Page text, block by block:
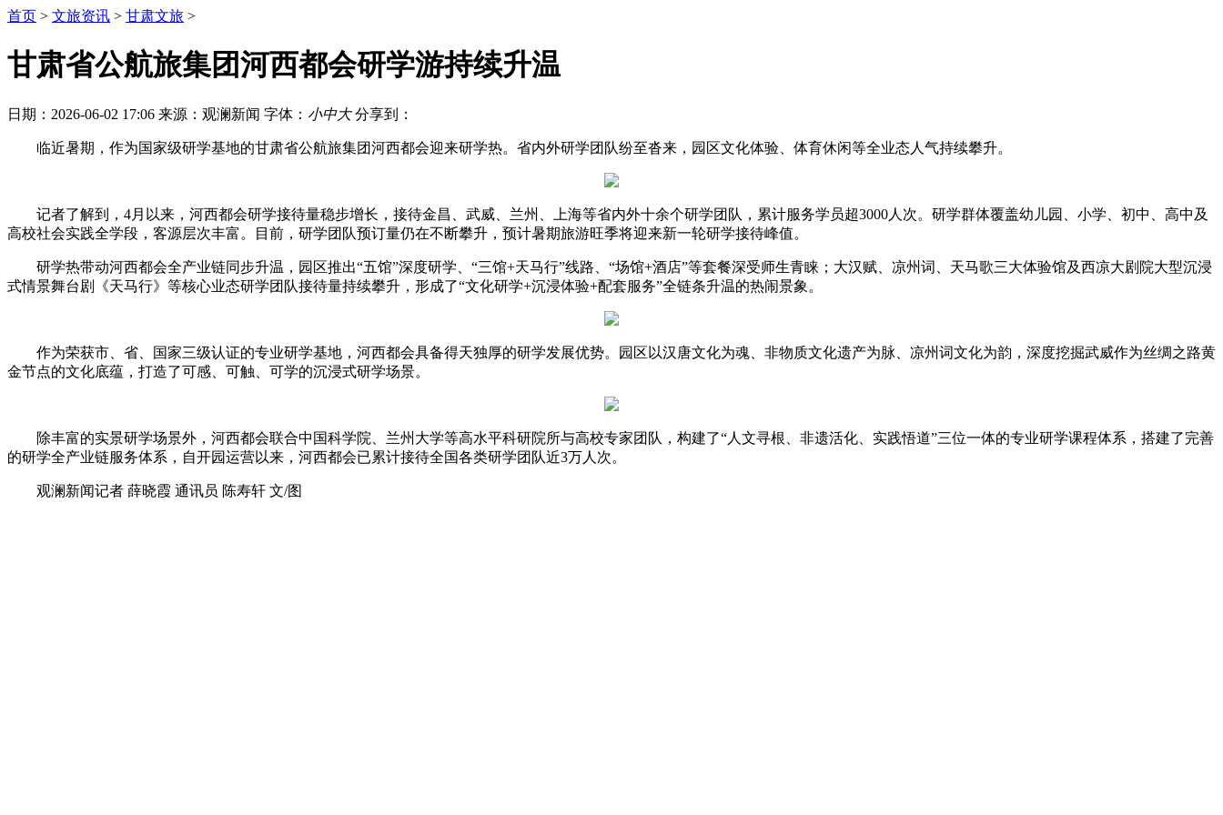
首页 > 文旅资讯 > 甘肃文旅 >
甘肃省公航旅集团河西都会研学游持续升温
日期：2026-06-02 17:06 来源：观澜新闻 字体： 小中大 分享到：
临近暑期，作为国家级研学基地的甘肃省公航旅集团河西都会迎来研学热。省内外研学团队纷至沓来，园区文化体验、体育休闲等全业态人气持续攀升。
记者了解到，4月以来，河西都会研学接待量稳步增长，接待金昌、武威、兰州、上海等省内外十余个研学团队，累计服务学员超3000人次。研学群体覆盖幼儿园、小学、初中、高中及
高校社会实践全学段，客源层次丰富。目前，研学团队预订量仍在不断攀升，预计暑期旅游旺季将迎来新一轮研学接待峰值。
研学热带动河西都会全产业链同步升温，园区推出“五馆”深度研学、“三馆+天马行”线路、“场馆+酒店”等套餐深受师生青睐；大汉赋、凉州词、天马歌三大体验馆及西凉大剧院大型沉浸
式情景舞台剧《天马行》等核心业态研学团队接待量持续攀升，形成了“文化研学+沉浸体验+配套服务”全链条升温的热闹景象。
作为荣获市、省、国家三级认证的专业研学基地，河西都会具备得天独厚的研学发展优势。园区以汉唐文化为魂、非物质文化遗产为脉、凉州词文化为韵，深度挖掘武威作为丝绸之路黄
金节点的文化底蕴，打造了可感、可触、可学的沉浸式研学场景。
除丰富的实景研学场景外，河西都会联合中国科学院、兰州大学等高水平科研院所与高校专家团队，构建了“人文寻根、非遗活化、实践悟道”三位一体的专业研学课程体系，搭建了完善
的研学全产业链服务体系，自开园运营以来，河西都会已累计接待全国各类研学团队近3万人次。
观澜新闻记者 薛晓霞 通讯员 陈寿轩 文/图